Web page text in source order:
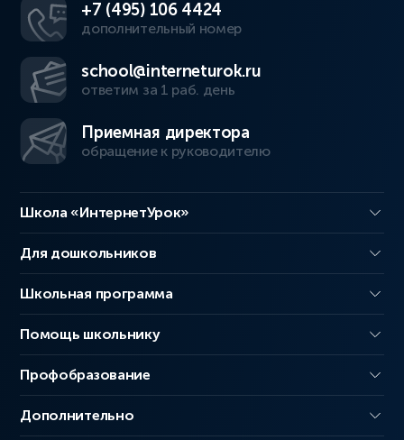
+7 (495) 106 4424
дополнительный номер
school@interneturok.ru
ответим за 1 раб. день
Приемная директора
обращение к руководителю
Школа «ИнтернетУрок»
Для дошкольников
Школьная программа
Помощь школьнику
Профобразование
Дополнительно